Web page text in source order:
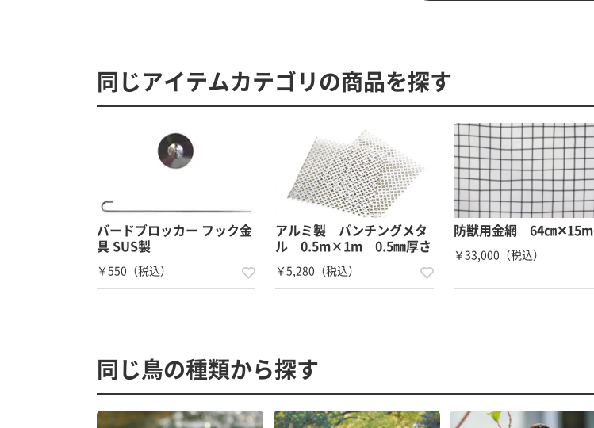
同じアイテムカテゴリの商品を探す
バードブロッカー フック金
具 SUS製
￥550（税込）
アルミ製 パンチングメタ
ル 0.5m×1m 0.5㎜厚さ
￥5,280（税込）
防獣用金網 64㎝✕15m
￥33,000（税込）
同じ鳥の種類から探す